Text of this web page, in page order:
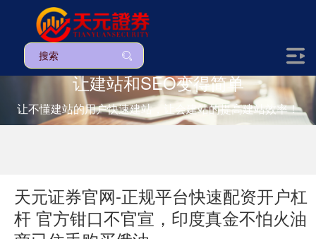
让建站和SEO变得简单
让不懂建站的用户快速建站，让会建站的提高建站效率！
天元证券官网-正规平台快速配资开户杠
杆 官方钳口不官宣，印度真金不怕火油